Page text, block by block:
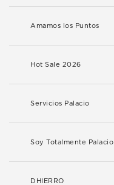
Amamos los Puntos
Hot Sale 2026
Servicios Palacio
Soy Totalmente Palacio
DHIERRO